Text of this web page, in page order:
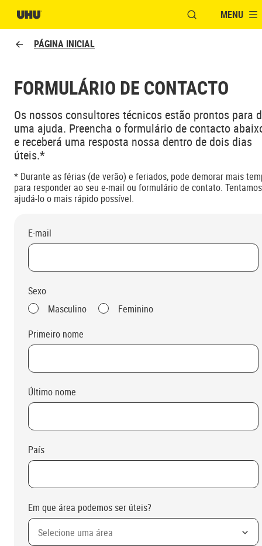
ABRIR JANELA
MENU
PÁGINA INICIAL
FORMULÁRIO DE CONTACTO
Os nossos consultores técnicos estão prontos para
uma ajuda. Preencha o formulário de contacto
e receberá uma resposta nossa dentro de dois dias
úteis.*
* Durante as férias (de verão) e feriados, pode demorar mais
para responder ao seu e-mail ou formulário de contato. Tentamos
ajudá-lo o mais rápido possível.
E-mail
Sexo
Masculino
Feminino
Primeiro nome
Último nome
País
Em que área podemos ser úteis?
Selecione uma área